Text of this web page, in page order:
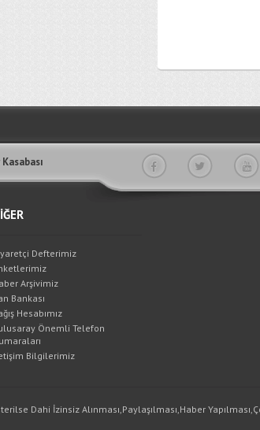
Defterimiz
Arşivimiz
Bankası
Hesabımız
Önemli Telefon
Bilgilerimiz
Dahi İzinsiz Alınması,Paylaşılması,Haber